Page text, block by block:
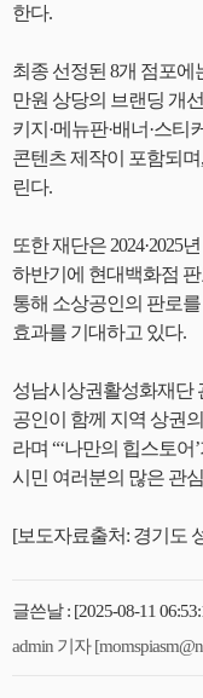
한다.
최종 선정된 8개 점포에
만원 상당의 브랜딩 개
키지·메뉴판·배너·스티
콘텐츠 제작이 포함되
린다.
또한 재단은 2024·2025
하반기에 현대백화점
통해 소상공인의 판로
효과를 기대하고 있다.
성남시상권활성화재단
공인이 함께 지역 상권
라며 “‘나만의 힙스토어
시민 여러분의 많은 관
[보도자료출처: 경기도
글쓴날 : [2025-08-11
admin 기자